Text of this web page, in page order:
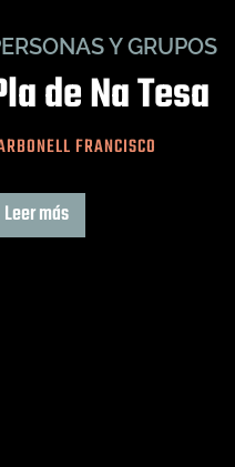
Y GRUPOS
de Na Tesa
FRANCISCO
Leer más